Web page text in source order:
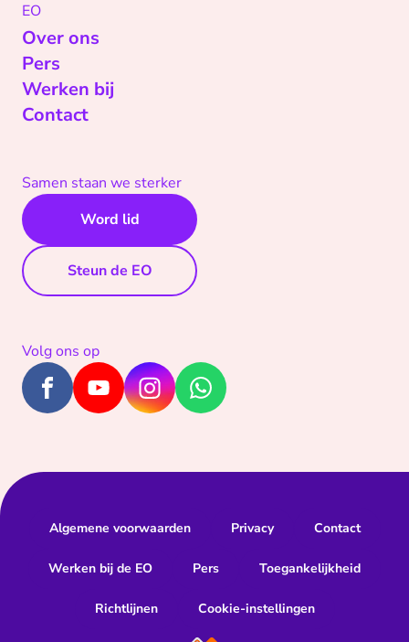
EO
Over ons
Pers
Werken bij
Contact
Samen staan we sterker
Word lid
Steun de EO
Volg ons op
Algemene voorwaarden Privacy Contact
Werken bij de EO Pers Toegankelijkheid
Richtlijnen Cookie-instellingen